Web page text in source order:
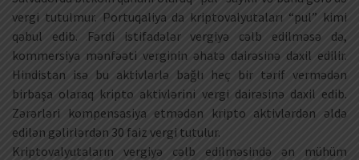
vergi tutulmur. Portuqaliya da kriptovalyutaları “pul” kimi
qəbul edib. Fərdi istifadələr vergiyə cəlb edilməsə də,
kommersiya mənfəəti verginin əhatə dairəsinə daxil edilir.
Hindistan isə bu aktivlərlə bağlı heç bir tərif vermədən
birbaşa olaraq kripto aktivlərini vergi dairəsinə daxil edib.
Zərərləri kompensasiya etmədən kripto aktivlərdən əldə
edilən gəlirlərdən 30 faiz vergi tutulur.
Kriptovalyutaların vergiyə cəlb edilməsində ən mühüm